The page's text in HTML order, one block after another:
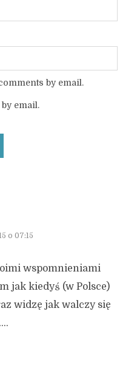
by email.
email.
o 07:15
wspomnieniami
jak kiedyś (w Polsce)
widzę jak walczy się